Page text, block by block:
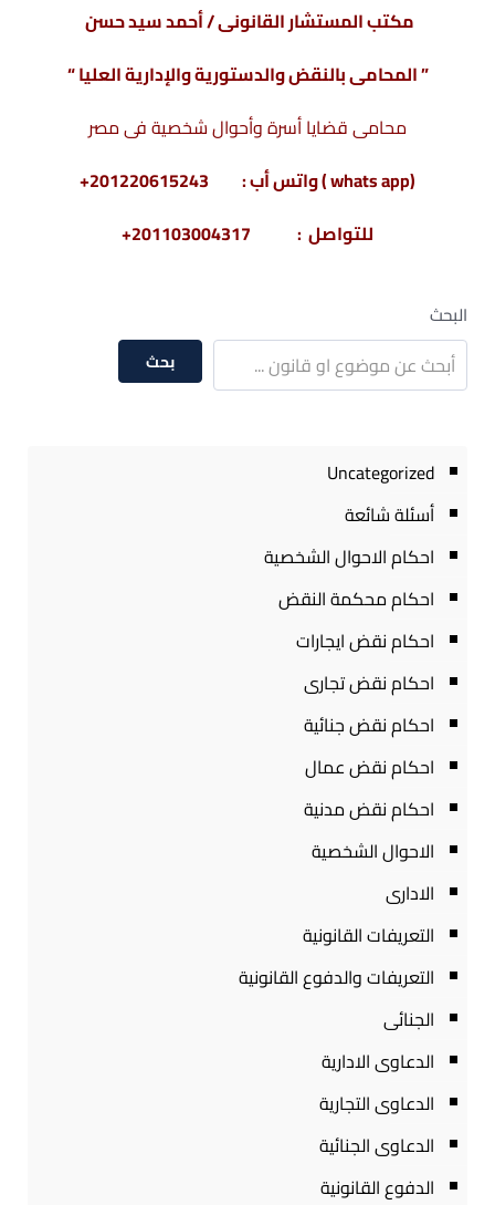
مكتب المستشار القانونى / أحمد سيد حسن
” المحامى بالنقض والدستورية والإدارية العليا “
محامى قضايا أسرة وأحوال شخصية فى مصر
(whats app ) واتس أب : 201220615243+
للتواصل : 201103004317+
البحث
بحث
Uncategorized
أسئلة شائعة
احكام الاحوال الشخصية
احكام محكمة النقض
احكام نقض ايجارات
احكام نقض تجارى
احكام نقض جنائية
احكام نقض عمال
احكام نقض مدنية
الاحوال الشخصية
الادارى
التعريفات القانونية
التعريفات والدفوع القانونية
الجنائى
الدعاوى الادارية
الدعاوى التجارية
الدعاوى الجنائية
الدفوع القانونية